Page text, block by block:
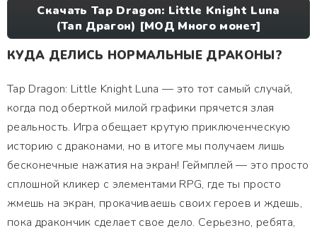
Скачать Tap Dragon: Little Knight Luna
(Тап Драгон) [МОД Много монет]
КУДА ДЕЛИСЬ НОРМАЛЬНЫЕ ДРАКОНЫ?
Tap Dragon: Little Knight Luna — это тот самый случай,
когда под оберткой милой графики прячется злая
реальность. Игра обещает крутую приключенческую
историю с драконами, но в итоге мы получаем лишь
бесконечные нажатия на экран! Геймплей — это просто
сплошной кликер с элементами RPG, где ты просто
жмешь на экран, прокачиваешь своих героев и ждешь,
пока дракончик сделает свое дело. Серьезно, ребята,